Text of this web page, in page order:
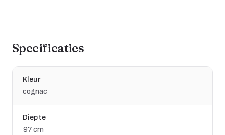
Specificaties
Kleur
cognac
Diepte
97 cm